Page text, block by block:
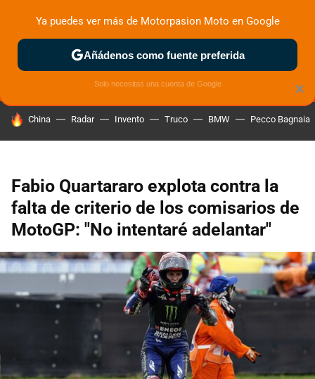
MENÚ NUEVO
ZONA DE PRUEBAS DEPORTIVAS MOTOS ELÉCTRICAS
HOY SE HABLA DE
China Radar Invento Truco BMW Pecco Bagnaia
Fabio Quartararo explota contra la
falta de criterio de los comisarios de
MotoGP: "No intentaré adelantar"
×
Ya puedes ver más de Motorpasion Moto en Google
Añádenos como fuente preferida
Solo necesitas una cuenta de Google